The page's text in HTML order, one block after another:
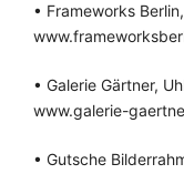
• Frameworks
• Galerie Gärtner,
www.galerie-
• Gutsche